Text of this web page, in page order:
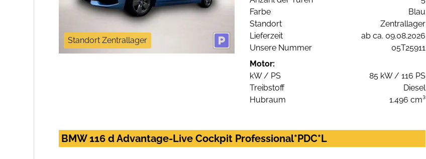
Standort Zentrallager
Farbe
Blau
Standort
Zentrallager
Lieferzeit
ab ca. 09.08.2026
Unsere Nummer
05T25911
Motor:
kW / PS
85 kW / 116 PS
Treibstoff
Diesel
Hubraum
1.496 cm³
BMW 116 d Advantage-Live Cockpit Professional*PDC*L